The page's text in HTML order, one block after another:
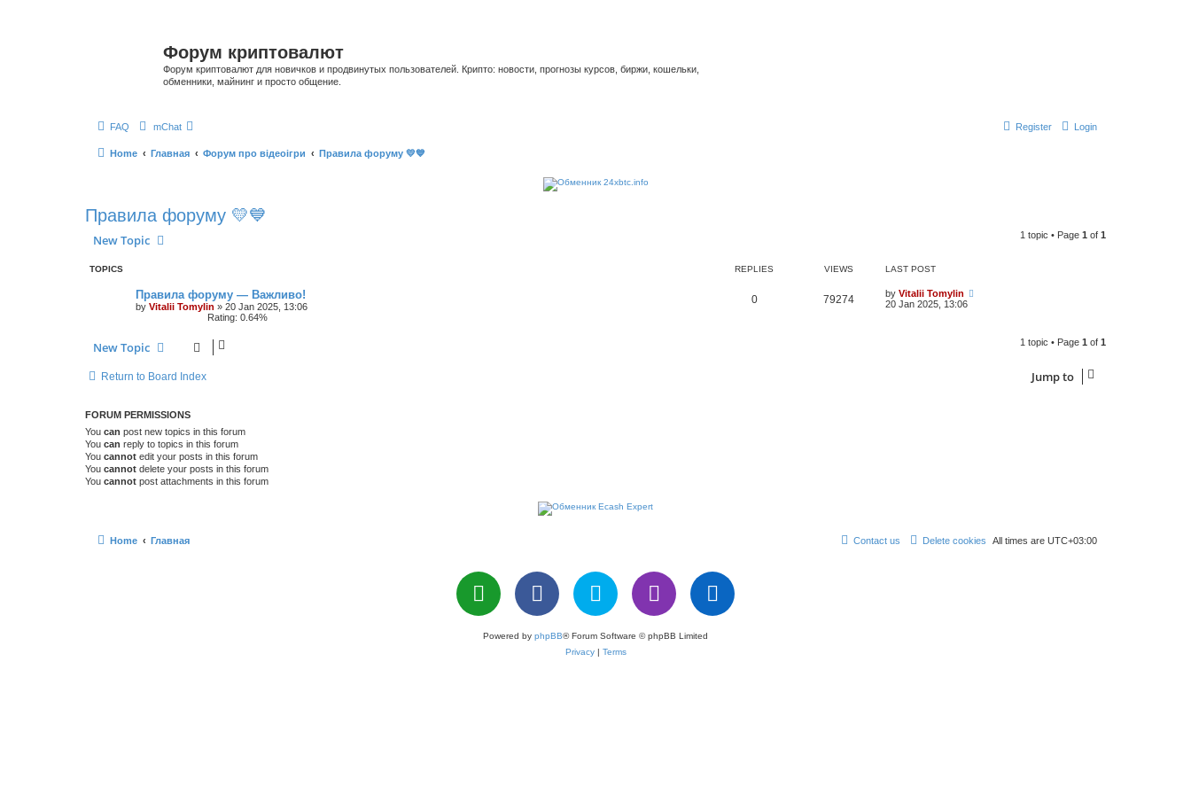
Форум криптовалют
Форум криптовалют для новичков и продвинутых пользователей. Крипто: новости, прогнозы курсов, биржи, кошельки,
обменники, майнинг и просто общение.
FAQ mChat Login
Register
Home Главная Форум про відеоігри Правила форуму 💛💙
Правила форуму 💛💙
New Topic 1 topic • Page 1 of 1
TOPICS REPLIES VIEWS LAST POST
Правила форуму — Важливо!
by Vitalii Tomylin » 20 Jan 2025, 13:06
Rating: 0.64%
0 79274 by Vitalii Tomylin
20 Jan 2025, 13:06
New Topic 1 topic • Page 1 of 1
Return to Board Index Jump to
FORUM PERMISSIONS
You can post new topics in this forum
You can reply to topics in this forum
You cannot edit your posts in this forum
You cannot delete your posts in this forum
You cannot post attachments in this forum
Home Главная All times are UTC+03:00
Delete cookies
Contact us
Powered by phpBB® Forum Software © phpBB Limited
Privacy| Terms